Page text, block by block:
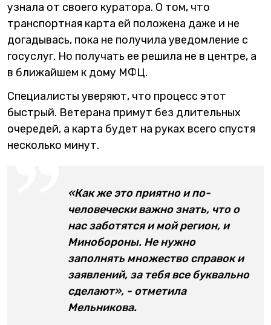
узнала от своего куратора. О том, что
транспортная карта ей положена даже и не
догадывась, пока не получила уведомление с
госуслуг. Но получать ее решила не в центре, а
в ближайшем к дому МФЦ.
Специалисты уверяют, что процесс этот
быстрый. Ветерана примут без длительных
очередей, а карта будет на руках всего спустя
несколько минут.
«Как же это приятно и по-
человечески важно знать, что о
нас заботятся и мой регион, и
Минобороны. Не нужно
заполнять множество справок и
заявлений, за тебя все буквально
сделают», - отметила
Мельникова.